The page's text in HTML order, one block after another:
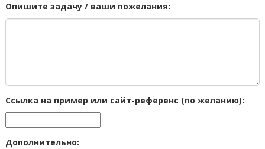
Опишите задачу / ваши пожелания:
Ссылка на пример или сайт-референс (по желанию):
Дополнительно: